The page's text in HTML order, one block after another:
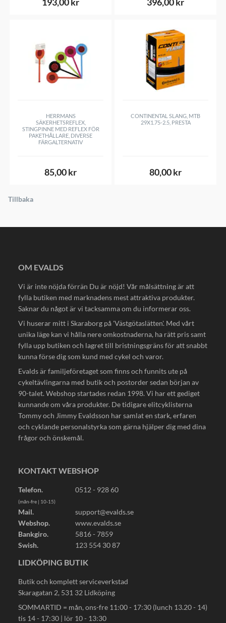
193,00 kr 396,00 kr
HERRMANS
SÄKERHETSREFLEX,
STINGPINNE MED REFLEX FÖR
PAKETHÅLLARE, DIVERSE
FÄRGALTERNATIV
85,00 kr
CONTINENTAL SLANG, MTB
29X1.75-2.5, PRESTA
80,00 kr
Tillbaka
OM EVALDS
Vi är inte nöjda förrän Du är nöjd! Vår målsättning är att
fylla butiken med marknadens mest attraktiva produkter.
Saknar du något är vi tacksamma om du informerar oss.
Vi huserar mitt i Skaraborg på 'Västgötaslätten'. Med vårt
unika läge kan vi hålla nere omkostnaderna, ha rätt pris samt
fylla upp butiken och lagret till bristningsgräns för att snabbt
kunna förse dig som kund med cykel och varor.
Evalds är familjeföretaget som finns och funnits ute på
cykeltävlingarna med butik och postorder sedan början av
90-talet. Webshop startades redan 1998. Vi har ett gediget
kunnande om våra produkter. De tidigare elitcyklisterna
Tommy och Jimmy Evaldsson har samlat en stark, erfaren
och cyklande personalstyrka som gärna hjälper dig med dina
frågor och önskemål.
KONTAKT WEBSHOP
Telefon. 0512 - 928 60
(mån-fre | 10-15)
Mail.
support@evalds.se
Webshop.
www.evalds.se
Bankgiro.
5816 - 7859
Swish.
123 554 30 87
LIDKÖPING BUTIK
Butik och komplett serviceverkstad
Skaragatan 2, 531 32 Lidköping
SOMMARTID = mån, ons-fre 11:00 - 17:30 (lunch 13.20 - 14)
tis 14 - 17:30 | lör 10 - 13:30